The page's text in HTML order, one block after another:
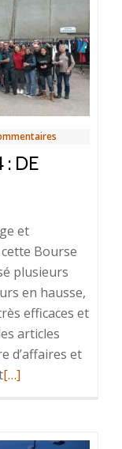
retrouve
en
septembre
: DE
et
Bourse
plusieurs
en hausse,
efficaces et
articles
d’affaires et
En
[…]